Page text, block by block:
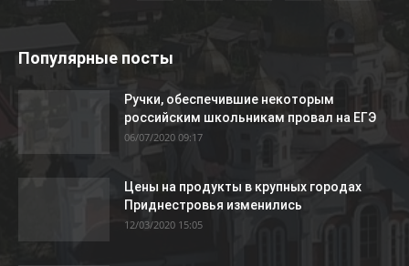
Популярные посты
Ручки, обеспечившие некоторым
российским школьникам провал на ЕГЭ
06/07/2020 09:17
Цены на продукты в крупных городах
Приднестровья изменились
12/03/2020 15:05